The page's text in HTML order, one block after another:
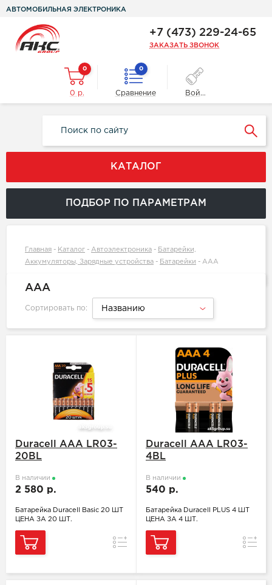
АВТОМОБИЛЬНАЯ ЭЛЕКТРОНИКА
+7 (473) 229-24-65
ЗАКАЗАТЬ ЗВОНОК
0
0 р.
0
Сравнение Войти
КАТАЛОГ
ПОДБОР ПО ПАРАМЕТРАМ
Главная - Каталог - Автоэлектроника - Батарейки,
Аккумуляторы, Зарядные устройства - Батарейки - ААА
ААА
Сортировать по: Названию
Duracell ААA LR03-
20BL
В наличии
2 580 р.
Батарейка Duracell Basic 20 ШТ
ЦЕНА ЗА 20 ШТ.
Сравнение
Duracell ААA LR03-
4BL
В наличии
540 р.
Батарейка Duracell PLUS 4 ШТ
ЦЕНА ЗА 4 ШТ.